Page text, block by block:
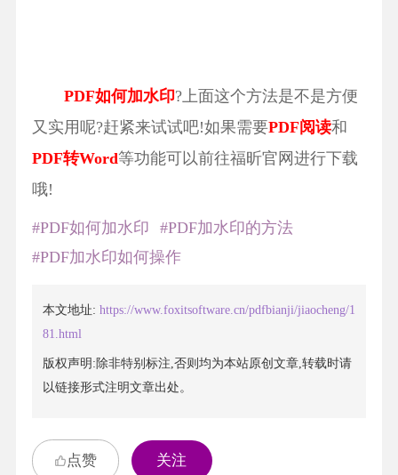
PDF如何加水印?上面这个方法是不是方便
又实用呢?赶紧来试试吧!如果需要PDF阅读和
PDF转Word等功能可以前往福昕官网进行下载
哦!
#PDF如何加水印
#PDF加水印的方法
#PDF加水印如何操作
本文地址: https://www.foxitsoftware.cn/pdfbianji/jiaocheng/1
81.html
版权声明:除非特别标注,否则均为本站原创文章,转载时请
以链接形式注明文章出处。
点赞 关注